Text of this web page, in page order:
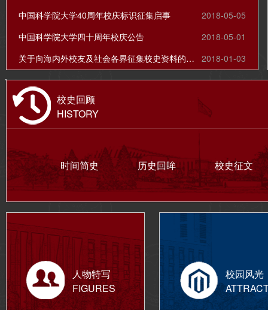
2018-05-05
中国科学院大学40周年校庆标识征集启事
2018-05-01
中国科学院大学四十周年校庆公告
2018-01-03
关于向海内外校友及社会各界征集校史资料的公告
校史回顾
HISTORY
时间简史 历史回眸 校史征文
人物特写
FIGURES
校园风光